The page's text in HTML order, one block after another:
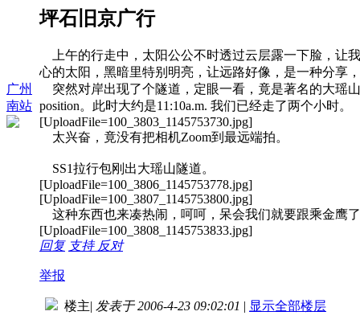
广州
南站
坪石旧京广行
上午的行走中，太阳公公不时透过云层露一下脸，让
心的太阳，黑暗里特别明亮，让远路好像，是一种分
突然对岸出现了个隧道，定眼一看，竟是著名的大瑶
position。此时大约是11:10a.m. 我们已经走了两个小时。
[UploadFile=100_3803_1145753730.jpg]
太兴奋，竟没有把相机Zoom到最远端拍。
SS1拉行包刚出大瑶山隧道。
[UploadFile=100_3806_1145753778.jpg]
[UploadFile=100_3807_1145753800.jpg]
这种东西也来凑热闹，呵呵，呆会我们就要跟乘金鹰
[UploadFile=100_3808_1145753833.jpg]
回复 支持 反对
举报
楼主| 发表于 2006-4-23 09:02:01 | 显示全部楼层